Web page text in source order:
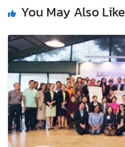
You May Also Like